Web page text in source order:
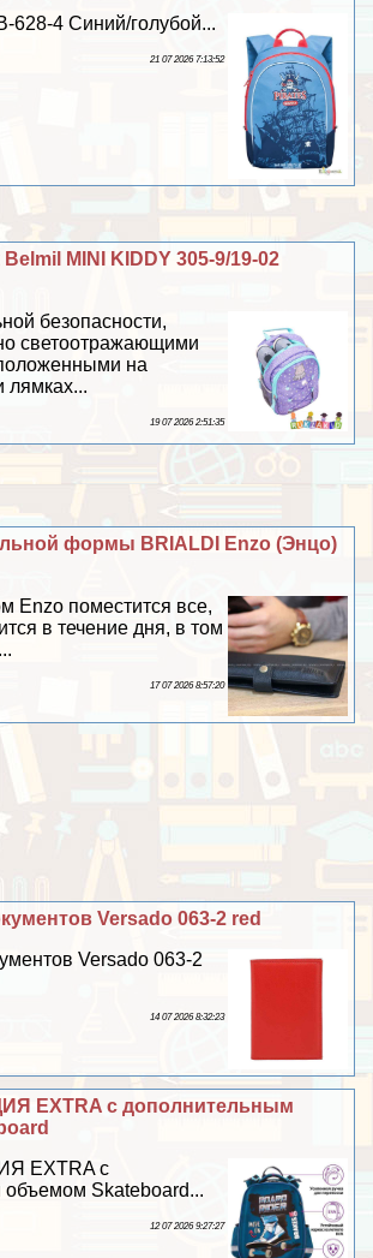
628-4 Синий/гoлyбой...
21 07 2026 7:13:52
MINI KIDDY 305-9/19-02
безопасности,
светоотражающими
на
лямках...
19 07 2026 2:51:35
формы BRIALDI Enzo (Энцо)
Enzo поместится все,
в течение дня, в том
17 07 2026 8:57:20
Versado 063-2 red
Versado 063-2
14 07 2026 8:32:23
EXTRA с дополнительным
EXTRA с
Skateboard...
12 07 2026 9:27:27